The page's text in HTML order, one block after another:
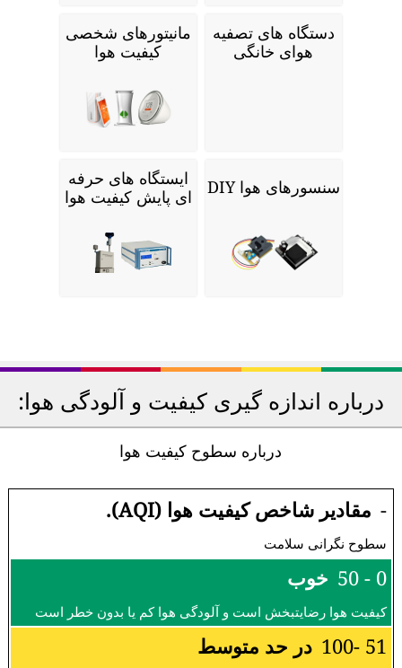
دستگاه های تصفیه
هوای خانگی
مانیتورهای شخصی
کیفیت هوا
سنسورهای هوا DIY
ایستگاه های حرفه
ای پایش کیفیت هوا
درباره اندازه گیری کیفیت و آلودگی هوا:
درباره سطوح کیفیت هوا
- مقادیر شاخص کیفیت هوا (AQI).
سطوح نگرانی سلامت
0 - 50 خوب
کیفیت هوا رضایتبخش است و آلودگی هوا کم یا بدون خطر است
51 -100 در حد متوسط